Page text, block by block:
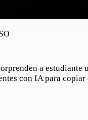
a estudiante
con IA para copiar